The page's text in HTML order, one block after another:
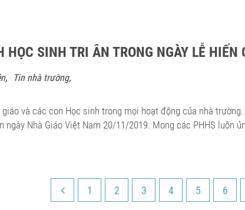
HỌC SINH TRI ÂN TRONG NGÀY LỄ HIẾN
, Tin nhà trường,
và các con Học sinh trong mọi hoạt động của nhà
ngày Nhà Giáo Việt Nam 20/11/2019. Mong các PHHS luôn
1 2 3 4 5 6